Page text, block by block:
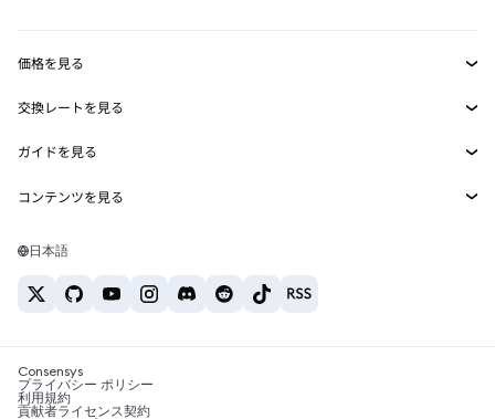
MetaMask Connect
Snaps
Web3サービス
セキュリティ
サポート
キャリア
お問い合わせ
価格を見る
イーサリアムの価格
Solanaの価格
Tetherの価格
交換レートを見る
ETH→USD
USDT→INR
BTC→INR
ETH→USDT
ガイドを見る
ETHの購入
USDTの購入
SHIBの購入
BNBの購入
コンテンツを見る
Solanaウォレット
税制関連ニュース
暗号資産の購入方法は？
日本語
Consensys
プライバシー ポリシー
利用規約
貢献者ライセンス契約